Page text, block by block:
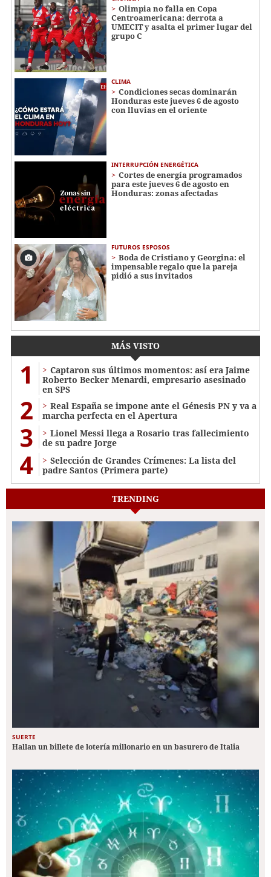
Olimpia no falla en Copa
Centroamericana: derrota a
UMECIT y asalta el primer lugar del
grupo C
CLIMA
Condiciones secas dominarán
Honduras este jueves 6 de agosto
con lluvias en el oriente
INTERRUPCIÓN ENERGÉTICA
Cortes de energía programados
para este jueves 6 de agosto en
Honduras: zonas afectadas
FUTUROS ESPOSOS
Boda de Cristiano y Georgina: el
impensable regalo que la pareja
pidió a sus invitados
MÁS VISTO
1
Captaron sus últimos momentos: así era Jaime
Roberto Becker Menardi​​​, empresario asesinado
en SPS
2
Real España se impone ante el Génesis PN y va a
marcha perfecta en el Apertura
3
Lionel Messi llega a Rosario tras fallecimiento
de su padre Jorge
4
Selección de Grandes Crímenes: La lista del
padre Santos (Primera parte)
TRENDING
SUERTE
Hallan un billete de lotería millonario en un basurero de Italia